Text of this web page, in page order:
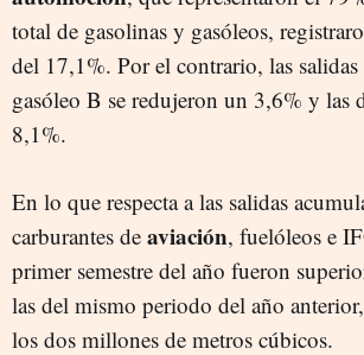
total de gasolinas y gasóleos,
del 17,1%. Por el contrario, las salidas
gasóleo B se redujeron un 3,6% y las
8,1%.
En lo que respecta a las salidas
carburantes de aviación, fuelóleos e
primer semestre del año fueron
las del mismo periodo del año
los dos millones de metros cúbicos.